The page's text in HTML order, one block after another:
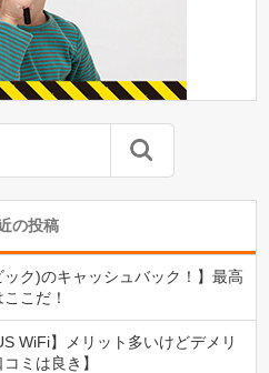
の投稿
ク)のキャッシュバック！】最高
こだ！
WiFi】メリット多いけどデメリ
ミは良き】